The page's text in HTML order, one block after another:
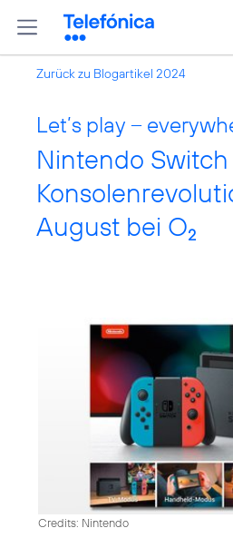
Zurück zu Blogartikel 2024
Let’s play –
Nintendo
August bei O2
Credits: Nintendo